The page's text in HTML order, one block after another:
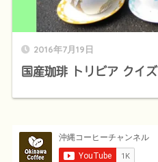
2016年7月19日
国産珈琲 トリビア クイズ